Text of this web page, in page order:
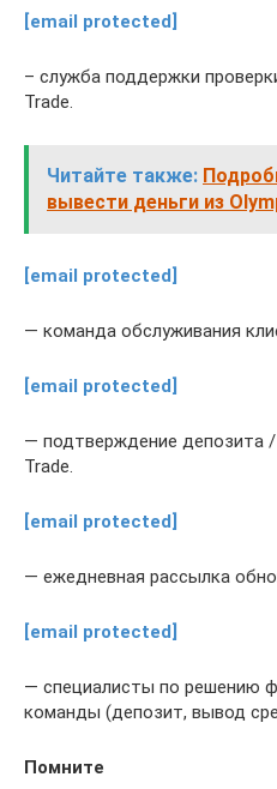
[email protected]
– служба поддержки
Trade.
Читайте также:
вывести деньги из
[email protected]
— команда обслуживания
[email protected]
— подтверждение депозита
Trade.
[email protected]
— ежедневная рассылка
[email protected]
— специалисты по решению
команды (депозит, вывод
Помните